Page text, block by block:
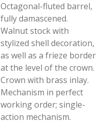
Octagonal-fluted barrel,
fully damascened.
Walnut stock with
stylized shell decoration,
as well as a frieze border
at the level of the crown.
Crown with brass inlay.
Mechanism in perfect
working order; single-
action mechanism.